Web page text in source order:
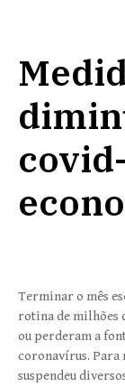
Terminar o mês
rotina de milhões
ou perderam a
coronavírus. Para
suspendeu